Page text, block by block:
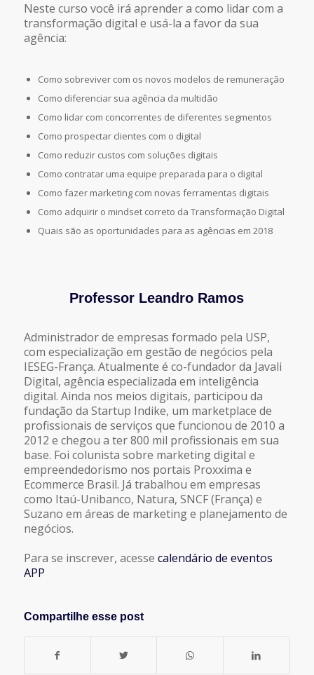
Neste curso você irá aprender a como lidar com a
transformação digital e usá-la a favor da sua
agência:
Como sobreviver com os novos modelos de remuneração
Como diferenciar sua agência da multidão
Como lidar com concorrentes de diferentes segmentos
Como prospectar clientes com o digital
Como reduzir custos com soluções digitais
Como contratar uma equipe preparada para o digital
Como fazer marketing com novas ferramentas digitais
Como adquirir o mindset correto da Transformação Digital
Quais são as oportunidades para as agências em 2018
Professor Leandro Ramos
Administrador de empresas formado pela USP,
com especialização em gestão de negócios pela
IESEG-França. Atualmente é co-fundador da Javali
Digital, agência especializada em inteligência
digital. Ainda nos meios digitais, participou da
fundação da Startup Indike, um marketplace de
profissionais de serviços que funcionou de 2010 a
2012 e chegou a ter 800 mil profissionais em sua
base. Foi colunista sobre marketing digital e
empreendedorismo nos portais Proxxima e
Ecommerce Brasil. Já trabalhou em empresas
como Itaú-Unibanco, Natura, SNCF (França) e
Suzano em áreas de marketing e planejamento de
negócios.
Para se inscrever, acesse calendário de eventos
APP
Compartilhe esse post